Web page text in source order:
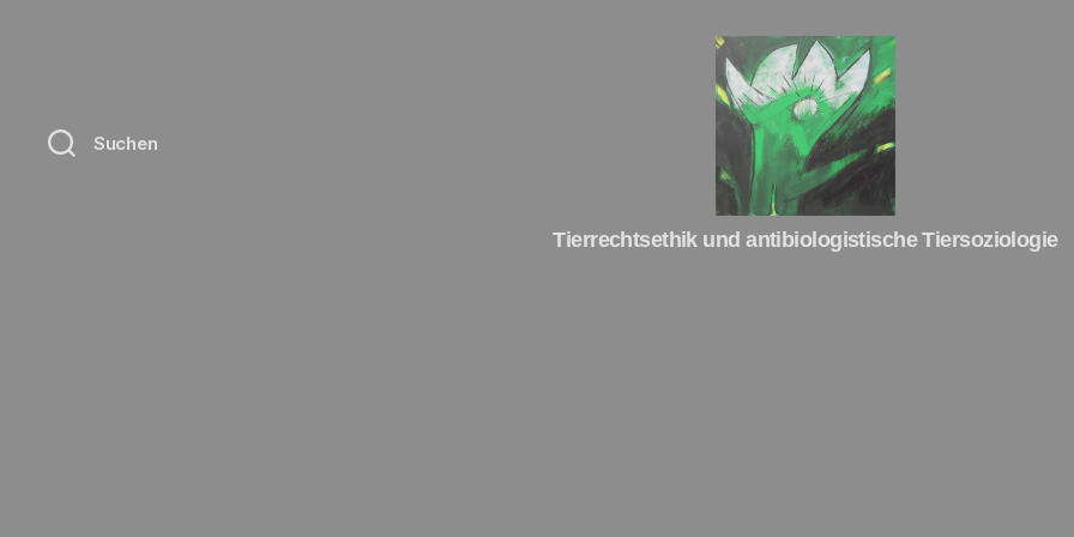
Tierrechte
Tierrechtsethik und antibiologistische Tiersoziologie
Suchen